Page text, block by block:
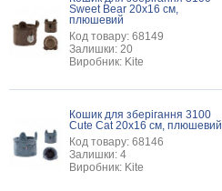
Sweet Bear 20х16 см,
плюшевий
Код товару: 68149
Залишки: 20
Виробник: Kite
Кошик для зберігання 3100
Cute Cat 20х16 см, плюшевий
Код товару: 68146
Залишки: 4
Виробник: Kite